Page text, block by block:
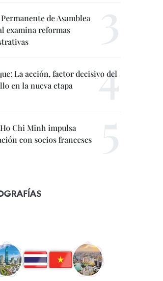
de Asamblea
examina reformas
La acción, factor decisivo del
en la nueva etapa
Chi Minh impulsa
con socios franceses